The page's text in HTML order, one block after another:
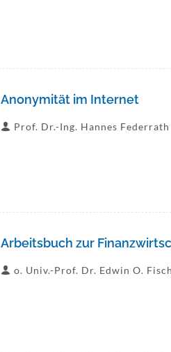
Anonymität im Internet
Prof. Dr.-Ing. Hannes Federrath
Arbeitsbuch zur
o. Univ.-Prof. Dr. Edwin O.